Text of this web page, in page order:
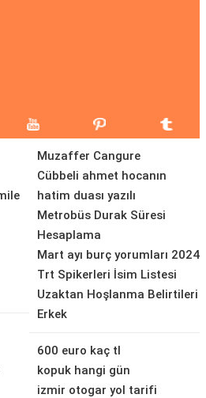
Muzaffer Cangure
Cübbeli ahmet hocanın
hatim duası yazılı
Metrobüs Durak Süresi
Hesaplama
Mart ayı burç yorumları 2024
Trt Spikerleri İsim Listesi
Uzaktan Hoşlanma Belirtileri
Erkek
600 euro kaç tl
kopuk hangi gün
izmir otogar yol tarifi